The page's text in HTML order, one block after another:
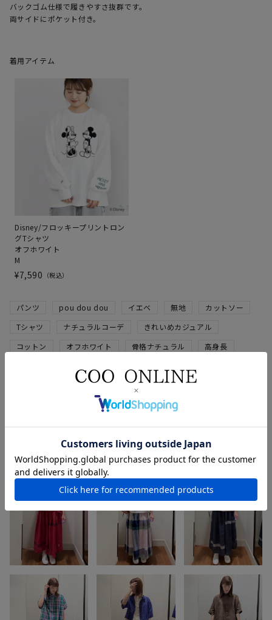
バックゴム仕様で履きやすさ抜群です。
着用アイテム
Disney/フロッキープリントロン
グTシャツ
オフホワイト
M
¥7,590 税込
パンツ pou dou dou イエベ 無地
カットソー
Tシャツ
ナチュラルコーデ
きれいめカジュアル
コットン
オフホワイト 骨格ナチュラル
高身長
ロンT オーバーサイズ
スタッフのその他のコーディネート